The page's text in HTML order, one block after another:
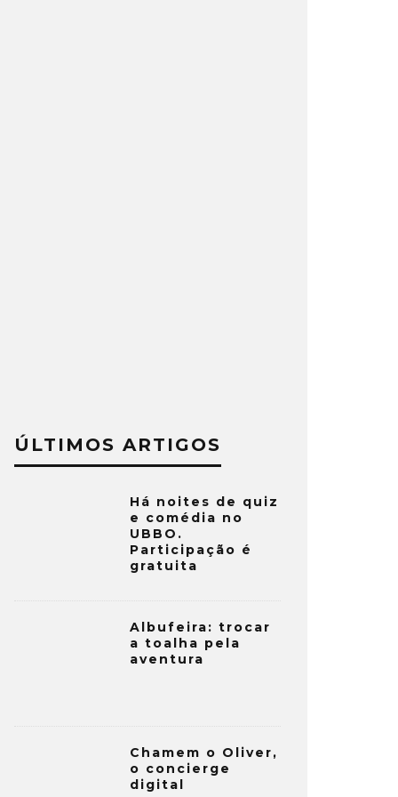
ÚLTIMOS ARTIGOS
Há noites de quiz
e comédia no
UBBO.
Participação é
gratuita
Albufeira: trocar
a toalha pela
aventura
Chamem o Oliver,
o concierge
digital